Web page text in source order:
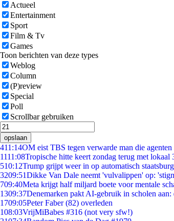
Actueel
Entertainment
Sport
Film & Tv
Games
Toon berichten van deze types
Weblog
Column
(P)review
Special
Poll
Scrollbar gebruiken
opslaan
411:14OM eist TBS tegen verwarde man die agenten
1111:08Tropische hitte keert zondag terug met lokaal
510:12Trump grijpt weer in op automatisch
3209:51Dikke Van Dale neemt 'vulvalippen' op:
709:40Meta krijgt half miljard boete voor mentale
1309:37Denemarken pakt AI-gebruik in scholen aan:
1709:05Peter Faber (82) overleden
108:03VrijMiBabes #316 (not very sfw!)